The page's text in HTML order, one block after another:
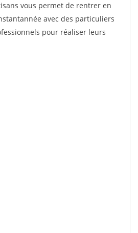
vous permet de rentrer en
avec des particuliers
pour réaliser leurs